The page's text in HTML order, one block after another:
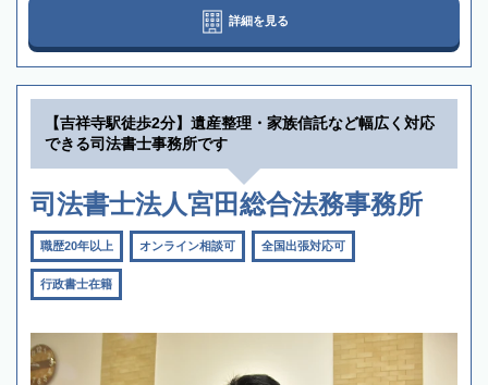
詳細を見る
【吉祥寺駅徒歩2分】遺産整理・家族信託など幅広く対応
できる司法書士事務所です
司法書士法人宮田総合法務事務所
職歴20年以上 オンライン相談可 全国出張対応可
行政書士在籍